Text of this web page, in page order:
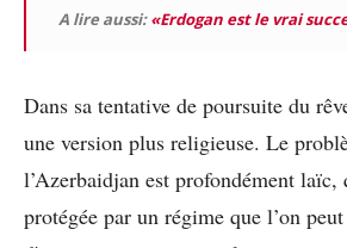
A lire aussi:«Erdogan est le vrai
Dans sa tentative de poursuite du
une version plus religieuse. Le
l’Azerbaidjan est profondément laïc,
protégée par un régime que l’on